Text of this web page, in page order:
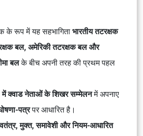
के रूप में यह सहभागिता भारतीय तटरक्षक
बल, अमेरिकी तटरक्षक बल और
बलके बीच अपनी तरह की प्रथम पहल
क्वाड नेताओं के शिखर सम्मेलनमें अपनाए
पत्रपर आधारित है।
मुक्त, समावेशी और नियम-आधारित